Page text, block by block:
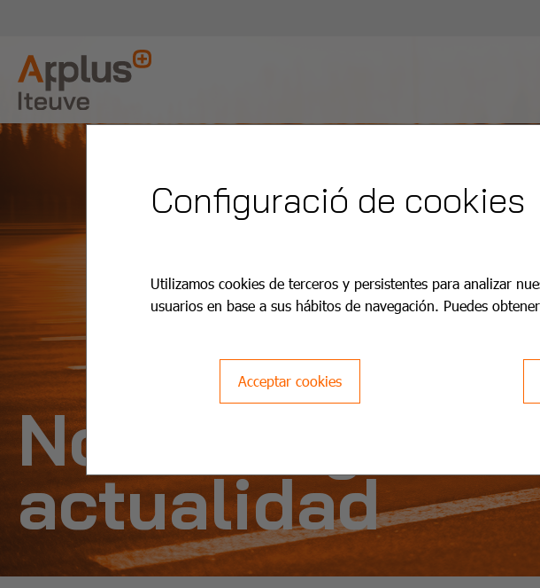
Noticias y
actualidad
Configuració de cookies
Utilizamos cookies de terceros y persistentes para analizar
usuarios en base a sus hábitos de navegación. Puedes
Acceptar cookies